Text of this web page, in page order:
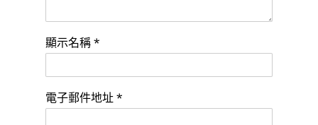
顯示名稱 *
電子郵件地址 *